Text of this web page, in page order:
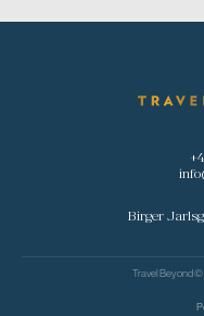
Birger
Travel Beyond ©